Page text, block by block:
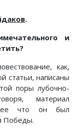
.
и
как,
статьи, написаны
поры лубочно-
материал
что он был
Победы.